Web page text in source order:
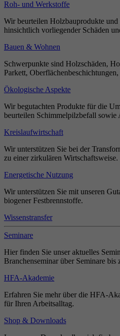
Roh- und Werkstoffe
Wir beurteilen Holzbauprodukte
hinsichtlich vorliegender Schäden
Bauen & Wohnen
Schwerpunkte sind Holzschäden,
Parkett,
Ökologische Aspekte
Wir begutachten Produkte für die
beurteilen Schimmelpilzbefall sowie
Kreislaufwirtschaft
Wir unterstützen Sie bei der
zu einer zirkulären Wirtschaftsweise.
Energetische Nutzung
Wir unterstützen Sie mit unseren
biogener Festbrennstoffe.
Wissenstransfer
Seminare
Hier finden Sie unser aktuelles
Branchenseminar über Seminare bis
HFA-Akademie
Erfahren Sie mehr über die HFA-
für Ihren Arbeitsalltag.
Shop & Downloads